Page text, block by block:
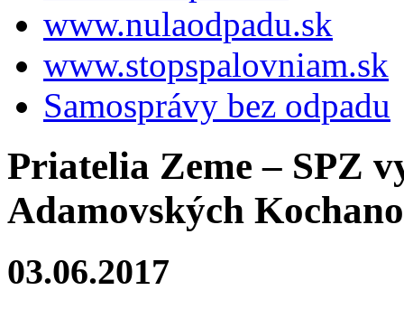
www.nulaodpadu.sk
www.stopspalovniam.sk
Samosprávy bez odpadu
Priatelia Zeme – SPZ
Adamovských
03.06.2017